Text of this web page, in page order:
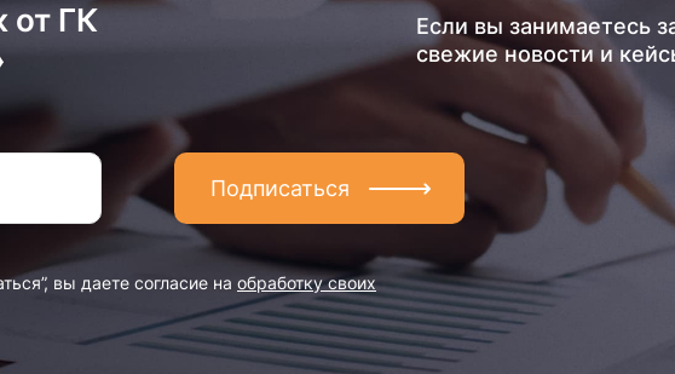
от ГК
Если вы занимаетесь
свежие новости и
Подписаться
вы даете согласие на обработку своих